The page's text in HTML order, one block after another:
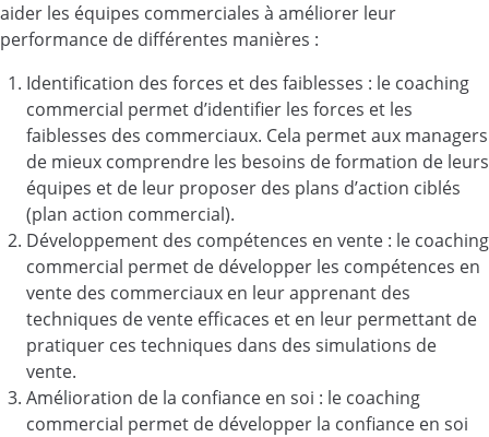
aider les équipes commerciales à améliorer leur
performance de différentes manières :
Identification des forces et des faiblesses : le coaching
commercial permet d’identifier les forces et les
faiblesses des commerciaux. Cela permet aux managers
de mieux comprendre les besoins de formation de leurs
équipes et de leur proposer des plans d’action ciblés
(plan action commercial).
Développement des compétences en vente : le coaching
commercial permet de développer les compétences en
vente des commerciaux en leur apprenant des
techniques de vente efficaces et en leur permettant de
pratiquer ces techniques dans des simulations de
vente.
Amélioration de la confiance en soi : le coaching
commercial permet de développer la confiance en soi